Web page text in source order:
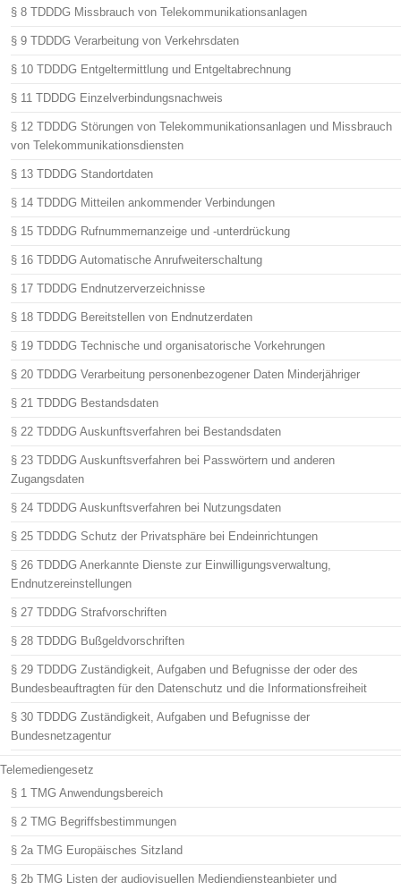
§ 8 TDDDG Missbrauch von Telekommunikationsanlagen
§ 9 TDDDG Verarbeitung von Verkehrsdaten
§ 10 TDDDG Entgeltermittlung und Entgeltabrechnung
§ 11 TDDDG Einzelverbindungsnachweis
§ 12 TDDDG Störungen von Telekommunikationsanlagen und Missbrauch
von Telekommunikationsdiensten
§ 13 TDDDG Standortdaten
§ 14 TDDDG Mitteilen ankommender Verbindungen
§ 15 TDDDG Rufnummernanzeige und -unterdrückung
§ 16 TDDDG Automatische Anrufweiterschaltung
§ 17 TDDDG Endnutzerverzeichnisse
§ 18 TDDDG Bereitstellen von Endnutzerdaten
§ 19 TDDDG Technische und organisatorische Vorkehrungen
§ 20 TDDDG Verarbeitung personenbezogener Daten Minderjähriger
§ 21 TDDDG Bestandsdaten
§ 22 TDDDG Auskunftsverfahren bei Bestandsdaten
§ 23 TDDDG Auskunftsverfahren bei Passwörtern und anderen
Zugangsdaten
§ 24 TDDDG Auskunftsverfahren bei Nutzungsdaten
§ 25 TDDDG Schutz der Privatsphäre bei Endeinrichtungen
§ 26 TDDDG Anerkannte Dienste zur Einwilligungsverwaltung,
Endnutzereinstellungen
§ 27 TDDDG Strafvorschriften
§ 28 TDDDG Bußgeldvorschriften
§ 29 TDDDG Zuständigkeit, Aufgaben und Befugnisse der oder des
Bundesbeauftragten für den Datenschutz und die Informationsfreiheit
§ 30 TDDDG Zuständigkeit, Aufgaben und Befugnisse der
Bundesnetzagentur
Telemediengesetz
§ 1 TMG Anwendungsbereich
§ 2 TMG Begriffsbestimmungen
§ 2a TMG Europäisches Sitzland
§ 2b TMG Listen der audiovisuellen Mediendiensteanbieter und